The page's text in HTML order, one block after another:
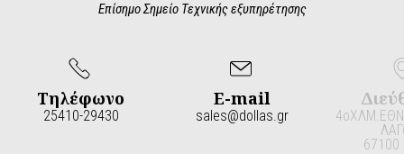
Επίσημο Σημείο Τεχνικής εξυπηρέτησης
Τηλέφωνο
25410-29430
E-mail
sales@dollas.gr